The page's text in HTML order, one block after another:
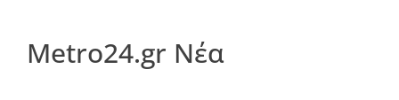
Metro24.gr Νέα